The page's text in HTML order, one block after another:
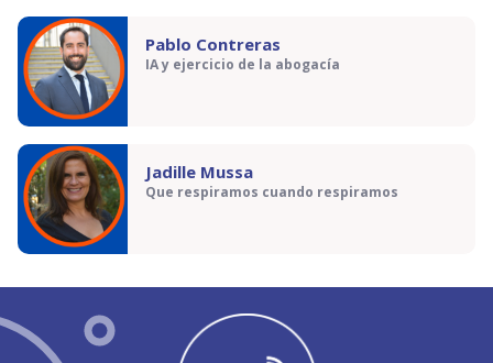
Pablo Contreras
IA y ejercicio de la abogacía
Jadille Mussa
Que respiramos cuando respiramos